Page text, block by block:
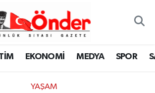
EKONOMİ MEDYA SPOR
YAŞAM
Nöbetçi Eczaneler
Namaz Vakitleri